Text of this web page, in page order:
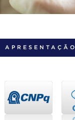
APRESENTAÇÃO